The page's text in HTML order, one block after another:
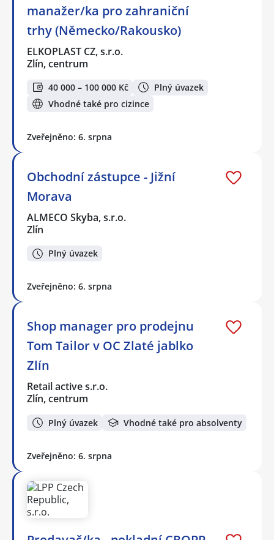
manažer/ka pro zahraniční
trhy (Německo/Rakousko)
ELKOPLAST CZ, s.r.o.
Zlín, centrum
40 000 – 100 000 Kč
Plný úvazek
Vhodné také pro cizince
Zveřejněno: 6. srpna
Obchodní zástupce - Jižní
Morava
ALMECO Skyba, s.r.o.
Zlín
Plný úvazek
Zveřejněno: 6. srpna
Shop manager pro prodejnu
Tom Tailor v OC Zlaté jablko
Zlín
Retail active s.r.o.
Zlín, centrum
Plný úvazek Vhodné také pro absolventy
Zveřejněno: 6. srpna